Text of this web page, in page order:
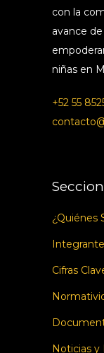
con la
avance
niñas en
+52 55
¿Quiénes
Cifras
Noticias y